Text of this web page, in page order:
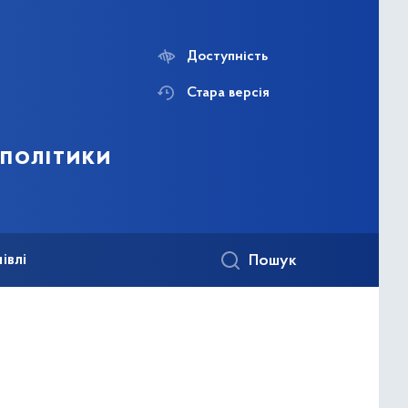
Доступність
Стара версія
Пошук